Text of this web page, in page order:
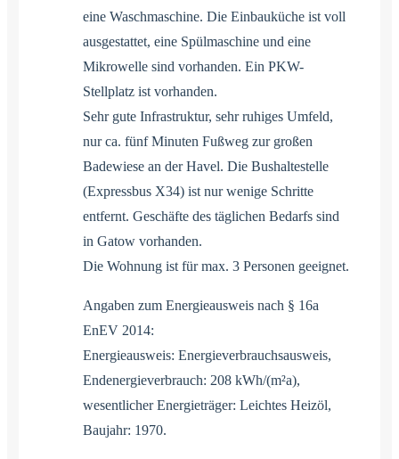
eine Waschmaschine. Die Einbauküche ist voll
ausgestattet, eine Spülmaschine und eine
Mikrowelle sind vorhanden. Ein PKW-
Stellplatz ist vorhanden.
Sehr gute Infrastruktur, sehr ruhiges Umfeld,
nur ca. fünf Minuten Fußweg zur großen
Badewiese an der Havel. Die Bushaltestelle
(Expressbus X34) ist nur wenige Schritte
entfernt. Geschäfte des täglichen Bedarfs sind
in Gatow vorhanden.
Die Wohnung ist für max. 3 Personen geeignet.
Angaben zum Energieausweis nach § 16a
EnEV 2014:
Energieausweis: Energieverbrauchsausweis,
Endenergieverbrauch: 208 kWh/(m²a),
wesentlicher Energieträger: Leichtes Heizöl,
Baujahr: 1970.